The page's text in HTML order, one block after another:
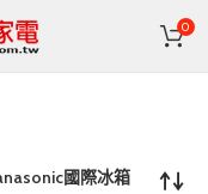
0
國際冰箱